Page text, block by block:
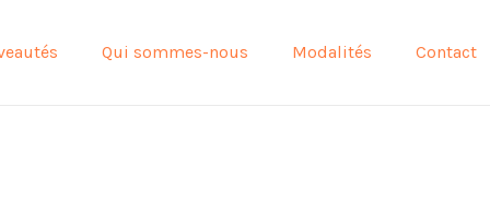
Qui sommes-nous Modalités Contact